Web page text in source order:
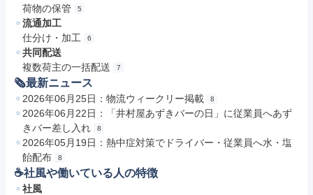
荷物の保管
5
流通加工
仕分け・加工
6
共同配送
複数荷主の一括配送
7
🗞最新ニュース
2026年06月25日：物流ウィークリー掲載 8
2026年06月22日：「井村屋あずきバーの日」に従業員へあず
きバー差し入れ
8
2026年05月19日：熱中症対策でドライバー・従業員へ水・塩
飴配布
8
☕️社風や働いている人の特徴
社風